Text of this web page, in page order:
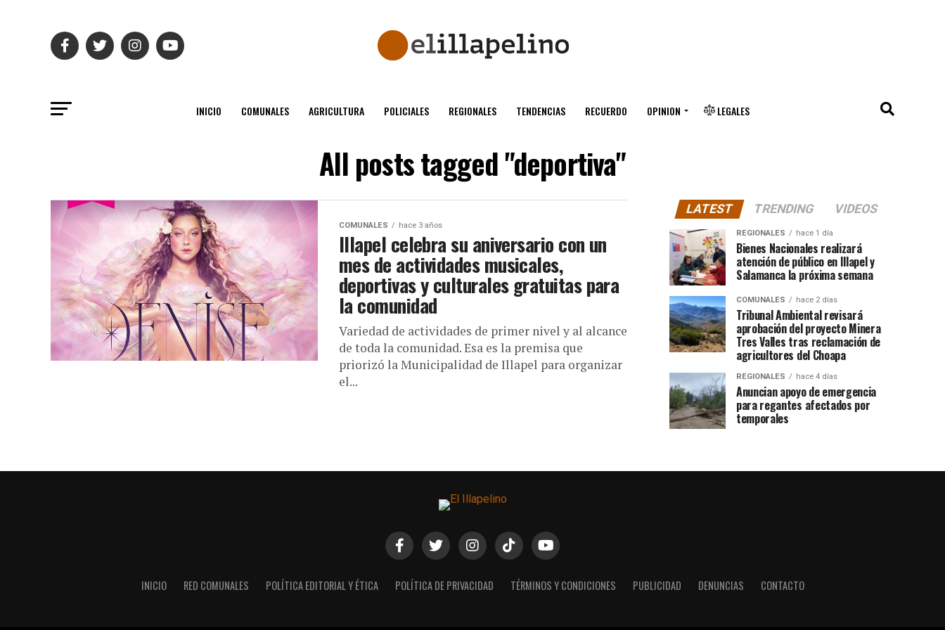
INICIO COMUNALES AGRICULTURA POLICIALES REGIONALES TENDENCIAS RECUERDO OPINION LEGALES
All posts tagged "deportiva"
COMUNALES hace 3 años
Illapel celebra su aniversario con un
mes de actividades musicales,
deportivas y culturales gratuitas para
la comunidad
Variedad de actividades de primer nivel y al alcance
de toda la comunidad. Esa es la premisa que
priorizó la Municipalidad de Illapel para organizar
el...
LATEST TRENDING VIDEOS
REGIONALES hace 1 día
Bienes Nacionales realizará
atención de público en Illapel y
Salamanca la próxima semana
COMUNALES hace 2 días
Tribunal Ambiental revisará
aprobación del proyecto Minera
Tres Valles tras reclamación de
agricultores del Choapa
REGIONALES hace 4 días
Anuncian apoyo de emergencia
para regantes afectados por
temporales
INICIO RED COMUNALES POLÍTICA EDITORIAL Y ÉTICA POLÍTICA DE PRIVACIDAD TÉRMINOS Y CONDICIONES PUBLICIDAD DENUNCIAS CONTACTO